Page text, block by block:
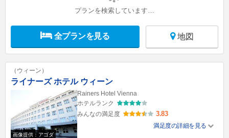
プランを検索しています…
全プランを見る 地図
（ウィーン）
ライナーズ ホテル ウィーン
画像提供：アゴダ
Rainers Hotel Vienna
ホテルランク
みんなの満足度
3.83
満足度の詳細を見る